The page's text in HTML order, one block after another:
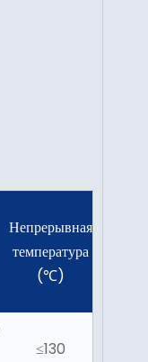
Непрерывная
температура
(℃)
≤130